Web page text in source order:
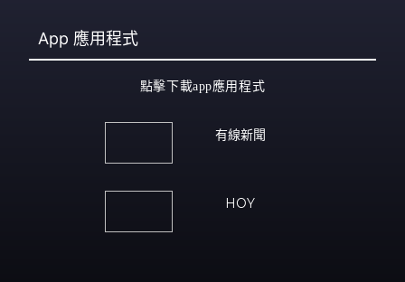
App 應用程式
點擊下載app應用程式
有線新聞
HOY